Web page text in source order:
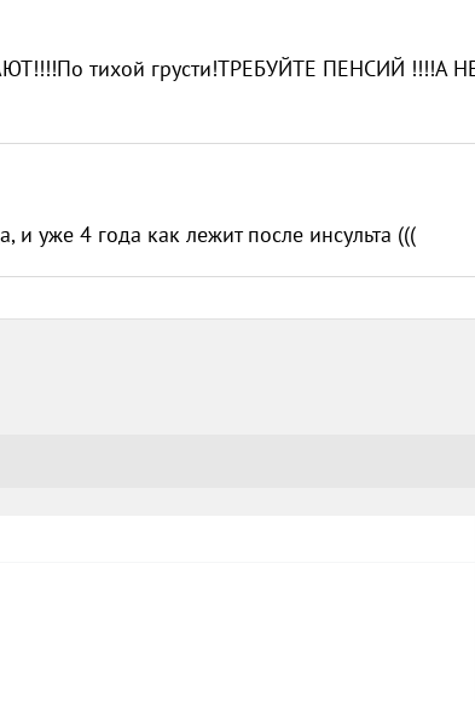
тихой грусти!ТРЕБУЙТЕ ПЕНСИЙ !!!!А
и уже 4 года как лежит после инсульта (((